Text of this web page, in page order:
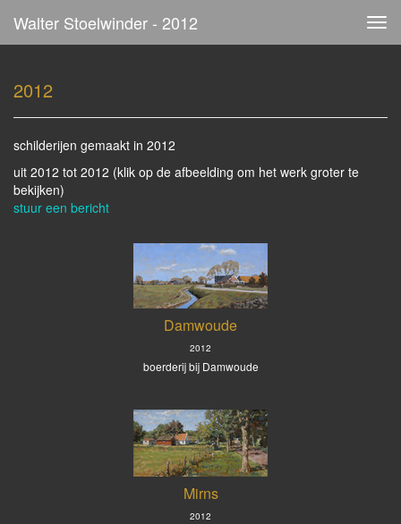
Walter Stoelwinder - 2012
2012
schilderijen gemaakt in 2012
uit 2012 tot 2012 (klik op de afbeelding om het werk groter te
bekijken)
stuur een bericht
Damwoude
2012
boerderij bij Damwoude
Mirns
2012